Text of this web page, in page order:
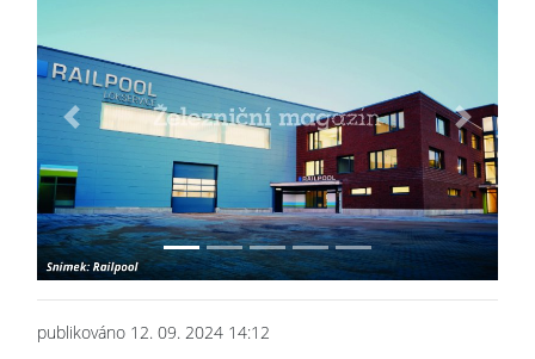
Previous Next
publikováno 12. 09. 2024 14:12